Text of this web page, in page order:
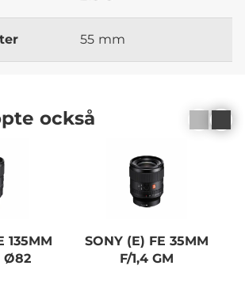
55 mm
också
135MM
Ø82
SONY (E) FE 35MM
F/1,4 GM